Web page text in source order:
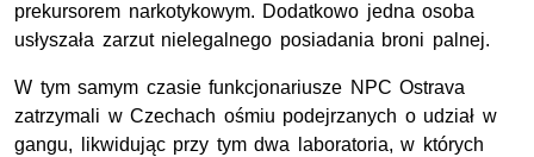
prekursorem narkotykowym. Dodatkowo jedna osoba
usłyszała zarzut nielegalnego posiadania broni palnej.
W tym samym czasie funkcjonariusze NPC Ostrava
zatrzymali w Czechach ośmiu podejrzanych o udział w
gangu, likwidując przy tym dwa laboratoria, w których